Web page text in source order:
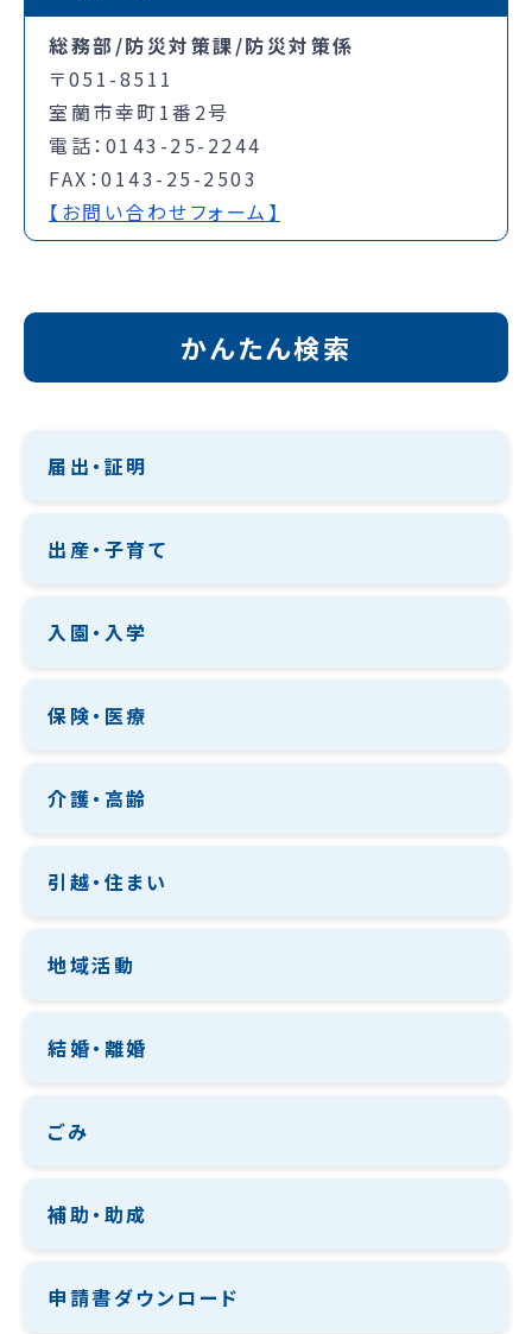
総務部/防災対策課/防災対策係
〒051-8511
室蘭市幸町1番2号
電話：0143-25-2244
FAX：0143-25-2503
【お問い合わせフォーム】
かんたん検索
届出・証明
出産・子育て
入園・入学
保険・医療
介護・高齢
引越・住まい
地域活動
結婚・離婚
ごみ
補助・助成
申請書ダウンロード